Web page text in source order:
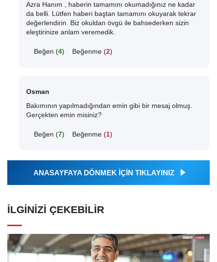
Azra Hanım , haberin tamamını okumadığınız ne kadar
da belli. Lütfen haberi baştan tamamını okuyarak tekrar
değerlendirin. Biz okuldan övgü ile bahsederken sizin
eleştirinize anlam veremedik.
Beğen (4) Beğenme (2)
Osman
Bakımının yapılmadığından emin gibi bir mesaj olmuş.
Gerçekten emin misiniz?
Beğen (7) Beğenme (1)
ANASAYFAYA DÖNMEK İÇİN TIKLAYINIZ
İLGINIZI ÇEKEBILIR